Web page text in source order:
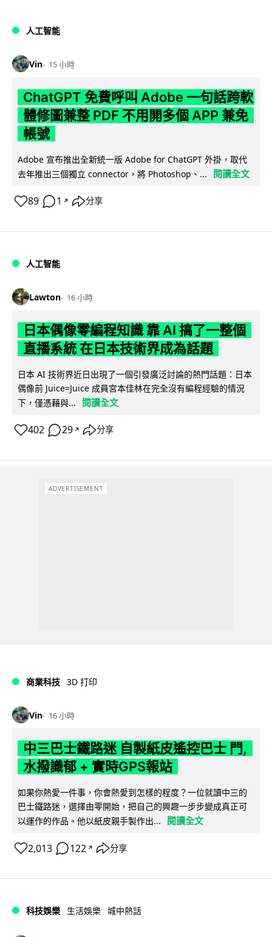
人工智能
Vin 15 小時
ChatGPT 免費呼叫 Adobe 一句話跨軟
體修圖兼整 PDF 不用開多個 APP 兼免
帳號
Adobe 宣布推出全新統一版 Adobe for ChatGPT 外掛，取代
去年推出三個獨立 connector，將 Photoshop、...
閱讀全文
89 1 ↗ 分享
人工智能
Lawton 16 小時
日本偶像零編程知識 靠 AI 搞了一整個
直播系統 在日本技術界成為話題
日本 AI 技術界近日出現了一個引發廣泛討論的熱門話題：日本
偶像前 Juice=Juice 成員宮本佳林在完全沒有編程經驗的情況
下，僅憑藉與...
閱讀全文
402 29 ↗ 分享
ADVERTISEMENT
商業科技 3D 打印
Vin 16 小時
中三巴士鐵路迷 自製紙皮遙控巴士 門,
水撥識郁 + 實時GPS報站
如果你熱愛一件事，你會熱愛到怎樣的程度？一位就讀中三的
巴士鐵路迷，選擇由零開始，把自己的興趣一步步變成真正可
以運作的作品。他以紙皮親手製作出...
閱讀全文
2,013 122 ↗ 分享
科技娛樂 生活娛樂 城中熱話